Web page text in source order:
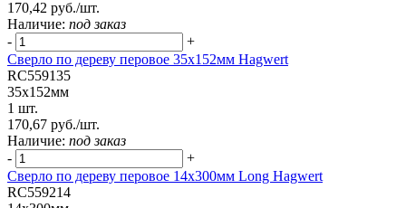
170,42 руб./шт.
Наличие: под заказ
-
+
Сверло по дереву перовое 35х152мм Hagwert
RC559135
35х152мм
1 шт.
170,67 руб./шт.
Наличие: под заказ
-
+
Сверло по дереву перовое 14х300мм Long Hagwert
RC559214